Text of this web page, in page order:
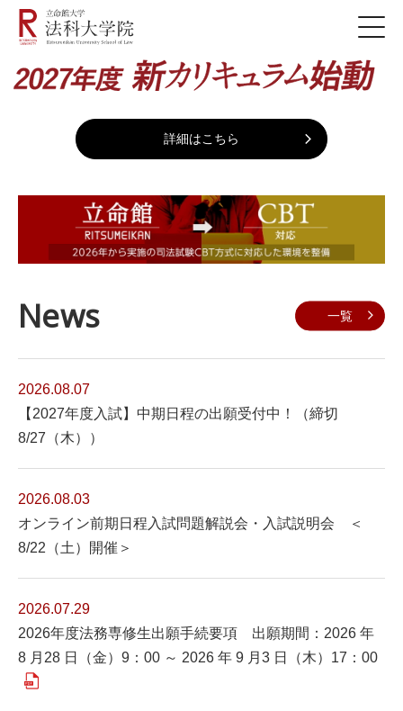
詳細はこちら
News 一覧
2026.08.07
【2027年度入試】中期日程の出願受付中！（締切
8/27（木））
2026.08.03
オンライン前期日程入試問題解説会・入試説明会 ＜
8/22（土）開催＞
2026.07.29
2026年度法務専修生出願手続要項 出願期間：2026 年
8 月28 日（金）9：00 ～ 2026 年 9 月3 日（木）17：00